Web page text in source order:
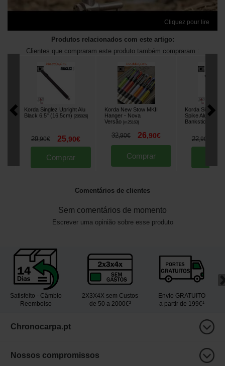
Cliquez pour lire
Produtos relacionados com este artigo:
Clientes que compraram este produto também compraram :
Korda Singlez Upright Alu
Black 6,5" (16,5cm)
[205026]
29,90€ 25,90€
Comprar
Korda New Stow MKII
Hanger - Nova
Versão [m25163]
32,90€ 26,90€
Comprar
Korda Singlez
Spike Alu Black
Banksticks
22,90
Comentários de clientes
Sem comentários de momento
Escrever uma opinião sobre esse produto
Satisfeito - Câmbio
Reembolso
2X3X4X sem Custos
de 50 a 2000€²
Envio GRATUITO
a partir de 199€¹
Chronocarpa.pt
Nossos compromissos